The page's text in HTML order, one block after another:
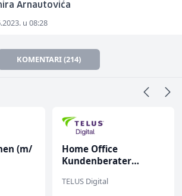
Arnautovića
u 08:28
KOMENTARI (214)
(m/
Home Office
Kundenberater
renommiertes
TELUS Digital